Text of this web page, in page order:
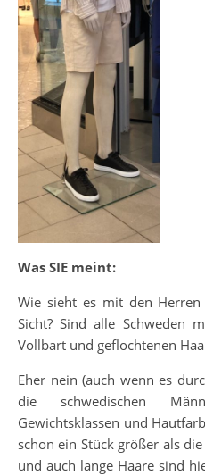
Was SIE meint:
Wie sieht es mit den
Sicht? Sind alle Schweden
Vollbart und geflochtenen
Eher nein (auch wenn es
die schwedischen
Gewichtsklassen und
schon ein Stück größer als
und auch lange Haare sind